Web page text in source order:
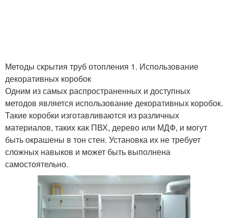
Методы скрытия труб отопления 1. Использование
декоративных коробок
Одним из самых распространенных и доступных
методов является использование декоративных коробок.
Такие коробки изготавливаются из различных
материалов, таких как ПВХ, дерево или МДФ, и могут
быть окрашены в тон стен. Установка их не требует
сложных навыков и может быть выполнена
самостоятельно.